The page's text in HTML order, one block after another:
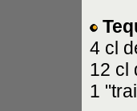
4 cl
12 cl
1